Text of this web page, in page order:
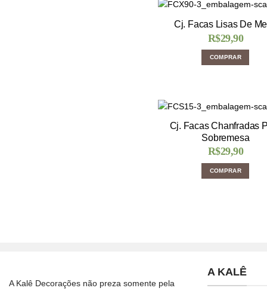
Cj. Facas Lisas De
R$29,90
COMPRAR
Cj. Facas Chanfradas
Sobremesa
R$29,90
COMPRAR
A Kalê Decorações não preza somente pela
A KALÊ